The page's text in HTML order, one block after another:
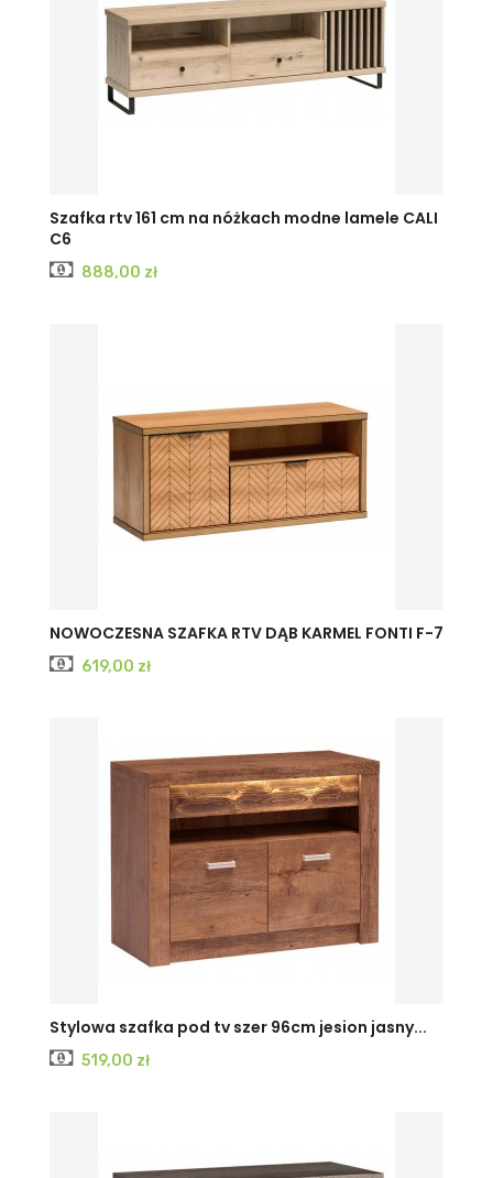
Szafka rtv 161 cm na nóżkach modne lamele CALI
C6
Cena
888,00 zł
NOWOCZESNA SZAFKA RTV DĄB KARMEL FONTI F-7
Cena
619,00 zł
KRAFTJESIONJESION
Stylowa szafka pod tv szer 96cm jesion jasny...
Cena
519,00 zł